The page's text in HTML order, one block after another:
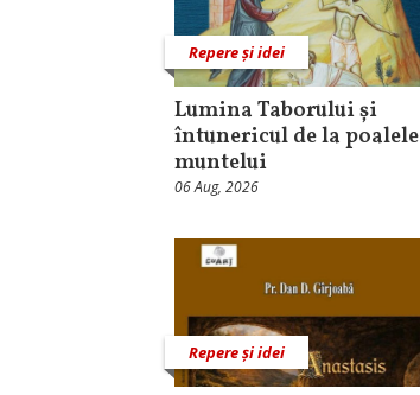
Repere și idei
Lumina Taborului și
întunericul de la poalele
muntelui
06 Aug, 2026
Repere și idei